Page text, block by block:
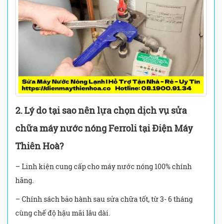
2. Lý do tại sao nên lựa chọn dịch vụ sửa
chữa máy nước nóng Ferroli tại Điện Máy
Thiên Hoà?
– Linh kiện cung cấp cho máy nước nóng 100% chính
hãng.
– Chính sách bảo hành sau sửa chữa tốt, từ 3- 6 tháng
cùng chế độ hậu mãi lâu dài.